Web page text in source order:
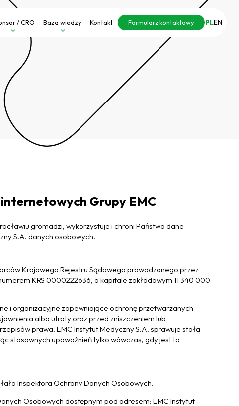
/ CRO Baza wiedzy Kontakt Formularz kontaktowy PLEN
Grupy EMC
gromadzi, wykorzystuje i chroni Państwa dane
S.A. danych osobowych.
Krajowego Rejestru Sądowego prowadzonego przez
KRS 0000222636, o kapitale zakładowym 11 340 000
i organizacyjne zapewniające ochronę przetwarzanych
albo utraty oraz przed zniszczeniem lub
prawa. EMC Instytut Medyczny S.A. sprawuje stałą
stosownych upoważnień tylko wówczas, gdy jest to
Inspektora Ochrony Danych Osobowych.
Osobowych dostępnym pod adresem: EMC Instytut